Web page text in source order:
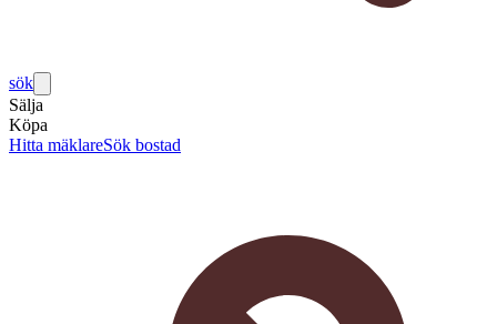
sök
Sälja
Köpa
Hitta mäklareSök bostad